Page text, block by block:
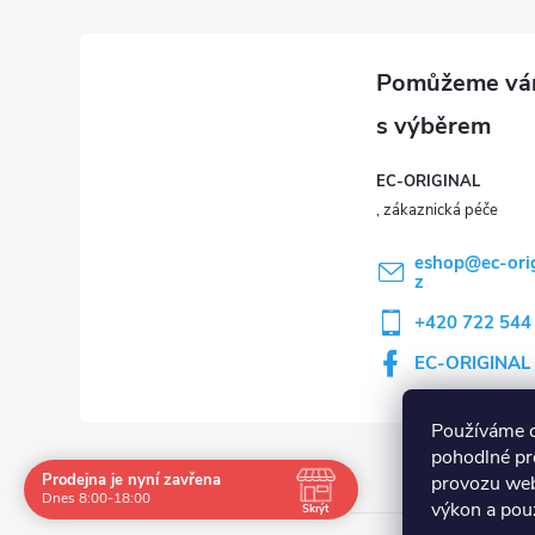
Používáme
pohodlné
provozu
výkon a
EC-ORIGINAL
eshop@ec-
z
+420 722
EC-ORIGINAL
Prodejna je nyní zavřena
Dnes 8:00-18:00
Skrýt
Navštivte nás osobně